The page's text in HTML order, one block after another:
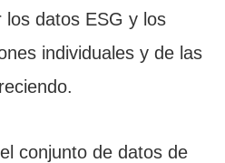
los datos ESG y los
individuales y de las
conjunto de datos de